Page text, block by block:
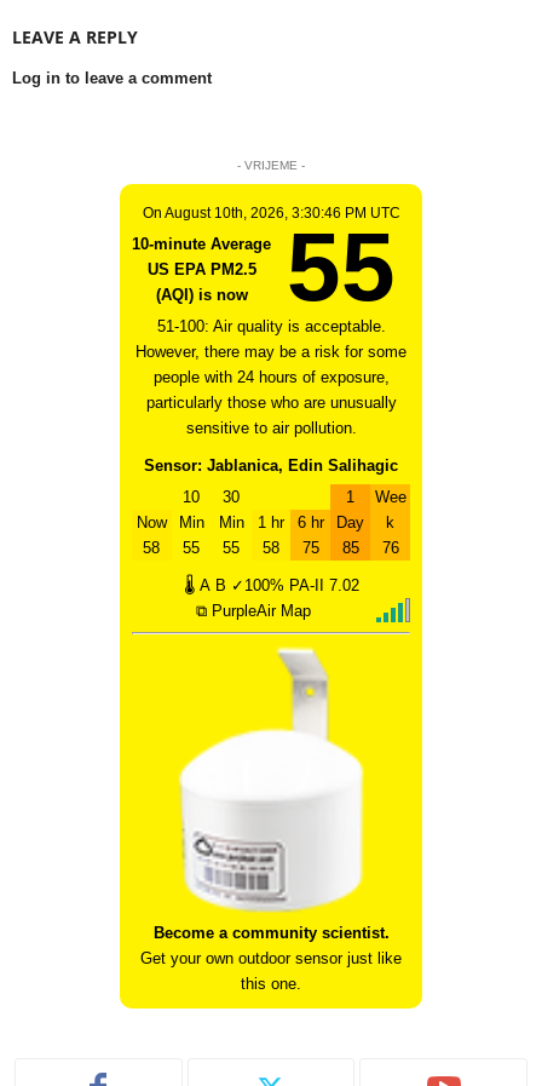
LEAVE A REPLY
Log in to leave a comment
- VRIJEME -
On August 10th, 2026, 3:30:46 PM UTC
10-minute Average
US EPA PM2.5
(AQI) is now
55
51-100: Air quality is acceptable.
However, there may be a risk for some
people with 24 hours of exposure,
particularly those who are unusually
sensitive to air pollution.
Sensor: Jablanica, Edin Salihagic
Now
58
10
Min
55
30
Min
55
1 hr
58
6 hr
75
1
Day
85
Wee
k
76
🌡 A B ✓100% PA-II
7.02
⧉ PurpleAir Map
Become a community scientist.
Get your own outdoor sensor just like
this one.